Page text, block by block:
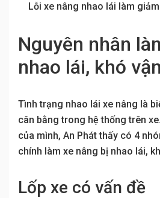
Lỗi xe nâng nhao lái làm
Nguyên nhân
nhao lái, khó
Tình trạng nhao lái xe nâng là
cân bằng trong hệ thống trên
của mình, An Phát thấy có 4
chính làm xe nâng bị nhao lái,
Lốp xe có vấn đề